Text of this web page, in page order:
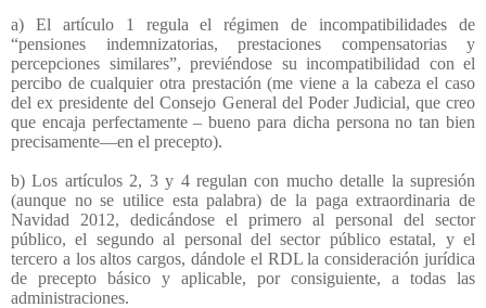
a) El artículo 1 regula el régimen de incompatibilidades de
“pensiones indemnizatorias, prestaciones compensatorias y
percepciones similares”, previéndose su incompatibilidad con el
percibo de cualquier otra prestación (me viene a la cabeza el caso
del ex presidente del Consejo General del Poder Judicial, que creo
que encaja perfectamente – bueno para dicha persona no tan bien
precisamente—en el precepto).
b) Los artículos 2, 3 y 4 regulan con mucho detalle la supresión
(aunque no se utilice esta palabra) de la paga extraordinaria de
Navidad 2012, dedicándose el primero al personal del sector
público, el segundo al personal del sector público estatal, y el
tercero a los altos cargos, dándole el RDL la consideración jurídica
de precepto básico y aplicable, por consiguiente, a todas las
administraciones.